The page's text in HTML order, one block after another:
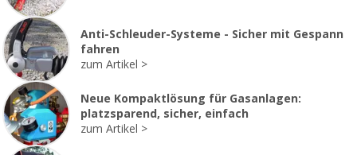
Anti-Schleuder-Systeme - Sicher mit Gespann
fahren
zum Artikel
Neue Kompaktlösung für Gasanlagen:
platzsparend, sicher, einfach
zum Artikel